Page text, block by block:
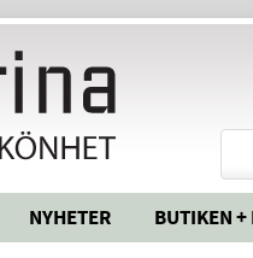
NYHETER BUTIKEN +